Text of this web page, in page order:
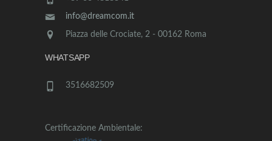
info@dreamcom.it
Piazza delle Crociate, 2 - 00162 Roma
WHATSAPP
3516682509
Certificazione Ambientale: